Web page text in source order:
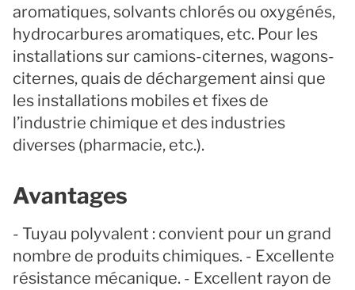
aromatiques, solvants chlorés ou oxygénés,
hydrocarbures aromatiques, etc. Pour les
installations sur camions-citernes, wagons-
citernes, quais de déchargement ainsi que
les installations mobiles et fixes de
l’industrie chimique et des industries
diverses (pharmacie, etc.).
Avantages
- Tuyau polyvalent : convient pour un grand
nombre de produits chimiques. - Excellente
résistance mécanique. - Excellent rayon de